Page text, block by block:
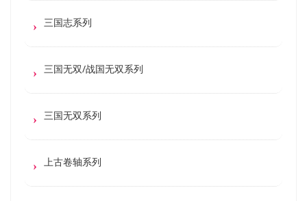
三国志系列
三国无双/战国无双系列
三国无双系列
上古卷轴系列